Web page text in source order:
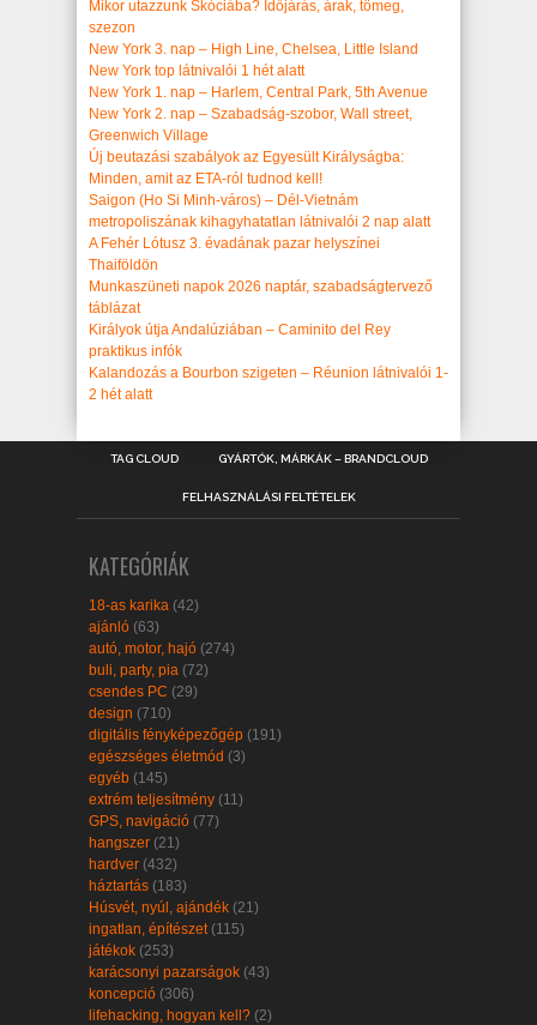
Mikor utazzunk Skóciába? Időjárás, árak, tömeg,
szezon
New York 3. nap – High Line, Chelsea, Little Island
New York top látnivalói 1 hét alatt
New York 1. nap – Harlem, Central Park, 5th Avenue
New York 2. nap – Szabadság-szobor, Wall street,
Greenwich Village
Új beutazási szabályok az Egyesült Királyságba:
Minden, amit az ETA-ról tudnod kell!
Saigon (Ho Si Minh-város) – Dél-Vietnám
metropoliszának kihagyhatatlan látnivalói 2 nap alatt
A Fehér Lótusz 3. évadának pazar helyszínei
Thaiföldön
Munkaszüneti napok 2026 naptár, szabadságtervező
táblázat
Királyok útja Andalúziában – Caminito del Rey
praktikus infók
Kalandozás a Bourbon szigeten – Réunion látnivalói 1-
2 hét alatt
TAG CLOUD GYÁRTÓK, MÁRKÁK – BRANDCLOUD
FELHASZNÁLÁSI FELTÉTELEK
KATEGÓRIÁK
18-as karika (42)
ajánló (63)
autó, motor, hajó (274)
buli, party, pia (72)
csendes PC (29)
design (710)
digitális fényképezőgép (191)
egészséges életmód (3)
egyéb (145)
extrém teljesítmény (11)
GPS, navigáció (77)
hangszer (21)
hardver (432)
háztartás (183)
Húsvét, nyúl, ajándék (21)
ingatlan, építészet (115)
játékok (253)
karácsonyi pazarságok (43)
koncepció (306)
lifehacking, hogyan kell? (2)